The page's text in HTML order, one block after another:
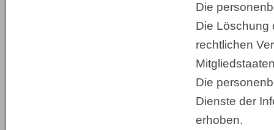
Die
Die Löschung
rechtlichen
Die
Dienste der
erhoben.